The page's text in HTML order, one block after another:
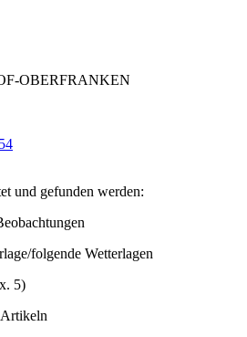
OBERFRANKEN
und gefunden werden:
folgende Wetterlagen
5)